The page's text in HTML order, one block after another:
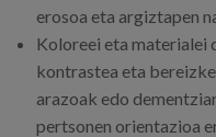
erosoa eta argiztapen
Koloreei eta materialei
kontrastea eta
arazoak edo
pertsonen orientazioa